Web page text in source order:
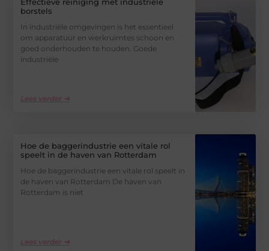
borstels
In industriële omgevingen is het essentieel
om apparatuur en werkruimtes schoon en
goed onderhouden te houden. Goede
industriële
Lees verder ➜
Hoe de baggerindustrie een vitale rol
speelt in de haven van Rotterdam
Hoe de baggerindustrie een vitale rol speelt in
de haven van Rotterdam De haven van
Rotterdam is niet
Lees verder ➜